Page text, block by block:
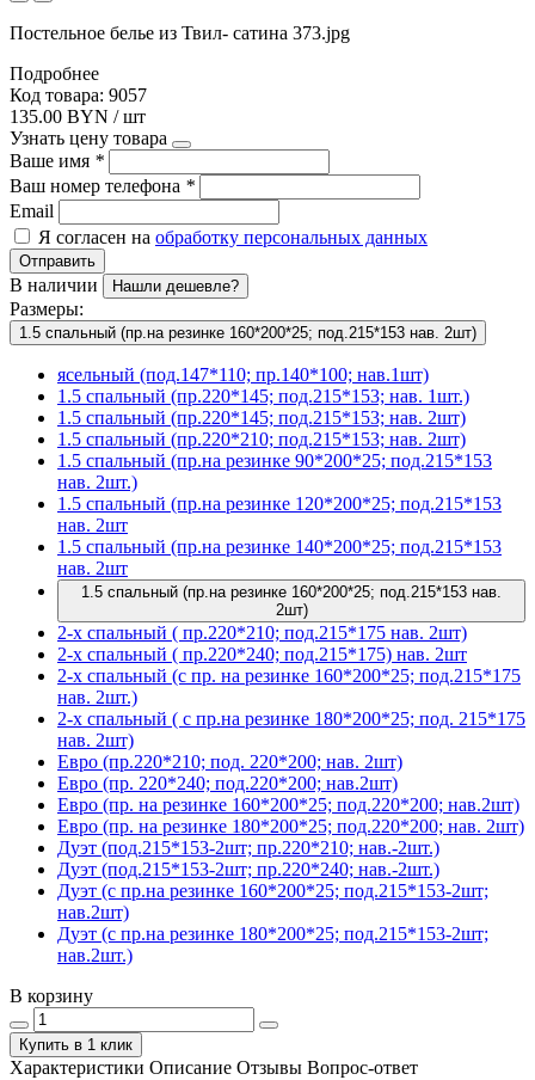
Постельное белье из Твил- сатина 373.jpg
Подробнее
Код товара: 9057
135.00 BYN / шт
Узнать цену товара
Ваше имя *
Ваш номер телефона *
Email
Я согласен на обработку персональных данных
Отправить
В наличии Нашли дешевле?
Размеры:
1.5 спальный (пр.на резинке 160*200*25; под.215*153 нав. 2шт)
ясельный (под.147*110; пр.140*100; нав.1шт)
1.5 спальный (пр.220*145; под.215*153; нав. 1шт.)
1.5 спальный (пр.220*145; под.215*153; нав. 2шт)
1.5 спальный (пр.220*210; под.215*153; нав. 2шт)
1.5 спальный (пр.на резинке 90*200*25; под.215*153
нав. 2шт.)
1.5 спальный (пр.на резинке 120*200*25; под.215*153
нав. 2шт
1.5 спальный (пр.на резинке 140*200*25; под.215*153
нав. 2шт
1.5 спальный (пр.на резинке 160*200*25; под.215*153 нав.
2шт)
2-х спальный ( пр.220*210; под.215*175 нав. 2шт)
2-х спальный ( пр.220*240; под.215*175) нав. 2шт
2-х спальный (с пр. на резинке 160*200*25; под.215*175
нав. 2шт.)
2-х спальный ( с пр.на резинке 180*200*25; под. 215*175
нав. 2шт)
Евро (пр.220*210; под. 220*200; нав. 2шт)
Евро (пр. 220*240; под.220*200; нав.2шт)
Евро (пр. на резинке 160*200*25; под.220*200; нав.2шт)
Евро (пр. на резинке 180*200*25; под.220*200; нав. 2шт)
Дуэт (под.215*153-2шт; пр.220*210; нав.-2шт.)
Дуэт (под.215*153-2шт; пр.220*240; нав.-2шт.)
Дуэт (с пр.на резинке 160*200*25; под.215*153-2шт;
нав.2шт)
Дуэт (с пр.на резинке 180*200*25; под.215*153-2шт;
нав.2шт.)
В корзину
Купить в 1 клик
Характеристики Описание Отзывы Вопрос-ответ